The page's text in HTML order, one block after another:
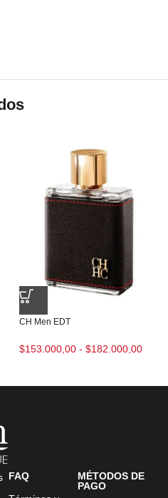
CH Men EDT
$153.000,00 - $182.000,00
FAQ
MÉTODOS DE
PAGO